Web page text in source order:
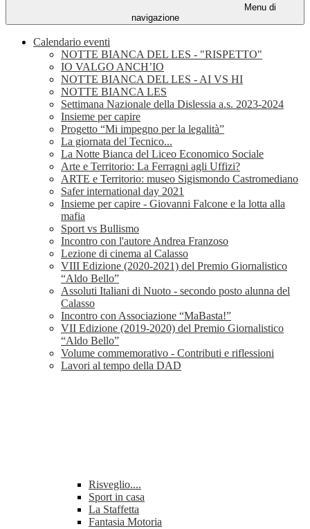
Menu di
navigazione
Calendario eventi
NOTTE BIANCA DEL LES - "RISPETTO"
IO VALGO ANCH’IO
NOTTE BIANCA DEL LES - AI VS HI
NOTTE BIANCA LES
Settimana Nazionale della Dislessia a.s. 2023-2024
Insieme per capire
Progetto “Mi impegno per la legalità”
La giornata del Tecnico...
La Notte Bianca del Liceo Economico Sociale
Arte e Territorio: La Ferragni agli Uffizi?
ARTE e Territorio: museo Sigismondo Castromediano
Safer international day 2021
Insieme per capire - Giovanni Falcone e la lotta alla
mafia
Sport vs Bullismo
Incontro con l'autore Andrea Franzoso
Lezione di cinema al Calasso
VIII Edizione (2020-2021) del Premio Giornalistico
“Aldo Bello”
Assoluti Italiani di Nuoto - secondo posto alunna del
Calasso
Incontro con Associazione “MaBasta!”
VII Edizione (2019-2020) del Premio Giornalistico
“Aldo Bello”
Volume commemorativo - Contributi e riflessioni
Lavori al tempo della DAD
Risveglio....
Sport in casa
La Staffetta
Fantasia Motoria